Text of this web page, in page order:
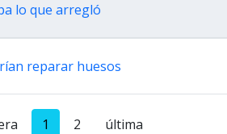
lo que arregló
reparar huesos
1 2 última